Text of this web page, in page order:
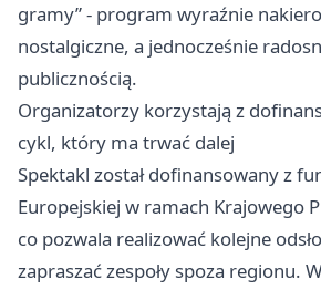
gramy” - program wyraźnie
nostalgiczne, a jednocześnie
publicznością.
Organizatorzy korzystają z
cykl, który ma trwać dalej
Spektakl został dofinansowany z
Europejskiej w ramach Krajowego
co pozwala realizować kolejne
zapraszać zespoły spoza regionu.